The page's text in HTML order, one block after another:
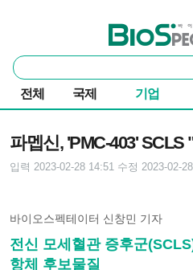
바이오스펙테이
통
합
검
색
전체 국제 기업
파멥신, 'PMC-403' SCLS
입력 2023-02-28 14:51 수정 2023-02-
바이오스펙테이터 신창민 기자
전신 모세혈관 증후군
항체 후보물질